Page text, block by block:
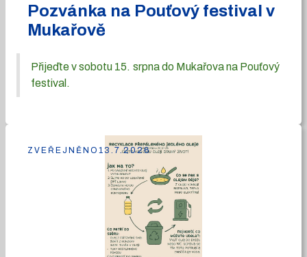
Pozvánka na Pouťový festival v
Mukařově
Přijeďte v sobotu 15. srpna do Mukařova na Pouťový
festival.
ZVEŘEJNĚNO 13.7.2026